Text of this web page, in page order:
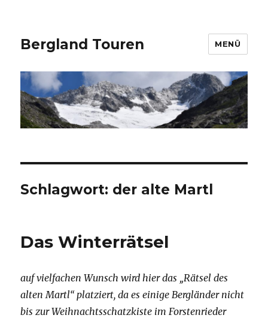
Bergland Touren MENÜ
Schlagwort: der alte Martl
Das Winterrätsel
auf vielfachen Wunsch wird hier das „Rätsel des
alten Martl“ platziert, da es einige Bergländer nicht
bis zur Weihnachtsschatzkiste im Forstenrieder